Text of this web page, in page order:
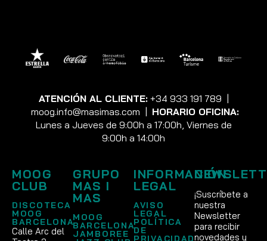
ATENCIÓN AL CLIENTE: +34 933 191 789
moog.info@masimas.com
HORARIO OFICINA:
Lunes a Jueves de 9:00h a 17:00h, Viernes de
9:00h a 14:00h
MOOG
CLUB
DISCOTECA
MOOG
BARCELONA
Calle Arc del
GRUPO
MAS I
MAS
MOOG
BARCELONA
JAMBOREE
INFORMACIÓN
LEGAL
AVISO
LEGAL
POLÍTICA
DE
PRIVACIDAD
¡Suscríbete a
nuestra
Newsletter
para recibir
novedades y